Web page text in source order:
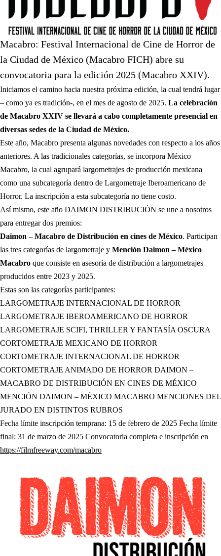
Macabro: Festival Internacional de Cine de Horror de
la Ciudad de México (Macabro FICH) abre su
convocatoria para la edición 2025 (Macabro XXIV).
Iniciamos el camino hacia nuestra próxima edición, la cual tendrá lugar
– como ya es tradición-, en el mes de agosto de 2025. La celebración
de Macabro XXIV se llevará a cabo completamente presencial en
diversas sedes de la Ciudad de México.
Este año, Macabro presenta algunas novedades con respecto a los años
anteriores. A las tradicionales categorías, se incorpora México
Macabro, la cual agrupará largometrajes de producción mexicana
como una subcategoría dentro de Largometraje Iberoamericano de
Horror. La inscripción a esta subcategoría no tiene costo.
Así mismo, este año DAIMON DISTRIBUCIÓN se une a nosotros
para entregar dos premios:
Daimon – Macabro de Distribución en cines de México. Participan
las tres categorías de largometraje y Mención Daimon – México
Macabro que consiste en asesoría de distribución a largometrajes
producidos entre 2023 y 2025.
Estas son las categorías participantes:
LARGOMETRAJE INTERNACIONAL DE HORROR
LARGOMETRAJE IBEROAMERICANO DE HORROR
LARGOMETRAJE SCIFI, THRILLER Y FANTASÍA OSCURA
CORTOMETRAJE MEXICANO DE HORROR
CORTOMETRAJE INTERNACIONAL DE HORROR
CORTOMETRAJE ANIMADO DE HORROR DAIMON –
MACABRO DE DISTRIBUCIÓN EN CINES DE MÉXICO
MENCIÓN DAIMON – MÉXICO MACABRO MENCIONES DEL
JURADO EN DISTINTOS RUBROS
Fecha límite inscripción temprana: 15 de febrero de 2025 Fecha límite
final: 31 de marzo de 2025 Convocatoria completa e inscripción en
https://filmfreeway.com/macabro(abre en nueva pestaña)